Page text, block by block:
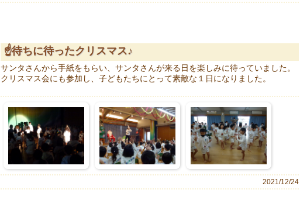
☝待ちに待ったクリスマス♪
サンタさんから手紙をもらい、サンタさんが来る日を楽しみに待っていました。
クリスマス会にも参加し、子どもたちにとって素敵な１日になりました。
2021/12/24